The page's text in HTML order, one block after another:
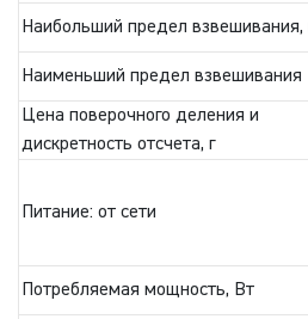
Наибольший предел взвешивания,
Наименьший предел взвешивания
Цена поверочного деления и
дискретность отсчета, г
Питание: от сети
Потребляемая мощность, Вт